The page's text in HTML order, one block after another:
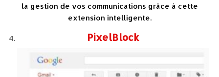
la gestion de vos communications grâce à cette
extension intelligente.
PixelBlock